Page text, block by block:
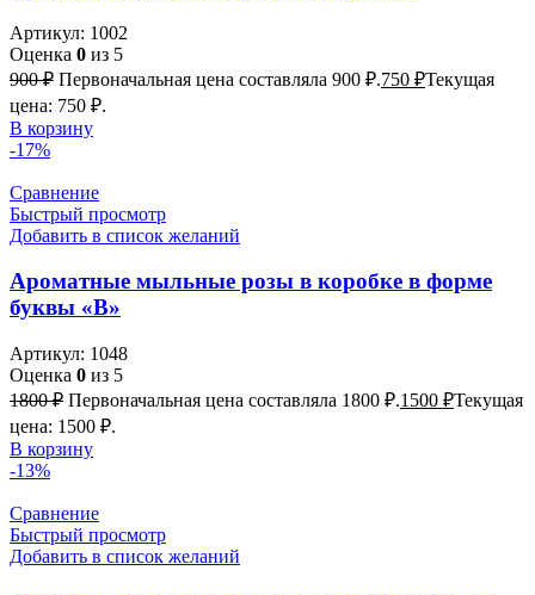
Артикул: 1002
Оценка 0 из 5
900₽ Первоначальная цена составляла 900 ₽.750 ₽Текущая
цена: 750 ₽.
В корзину
-17%
Сравнение
Быстрый просмотр
Добавить в список желаний
Ароматные мыльные розы в коробке в форме
буквы «В»
Артикул: 1048
Оценка 0 из 5
1800₽ Первоначальная цена составляла 1800 ₽.1500 ₽Текущая
цена: 1500 ₽.
В корзину
-13%
Сравнение
Быстрый просмотр
Добавить в список желаний